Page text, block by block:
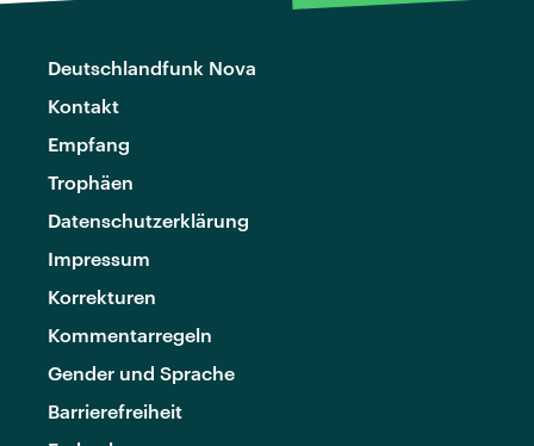
Deutschlandfunk Nova
Kontakt
Empfang
Trophäen
Datenschutzerklärung
Impressum
Korrekturen
Kommentarregeln
Gender und Sprache
Barrierefreiheit